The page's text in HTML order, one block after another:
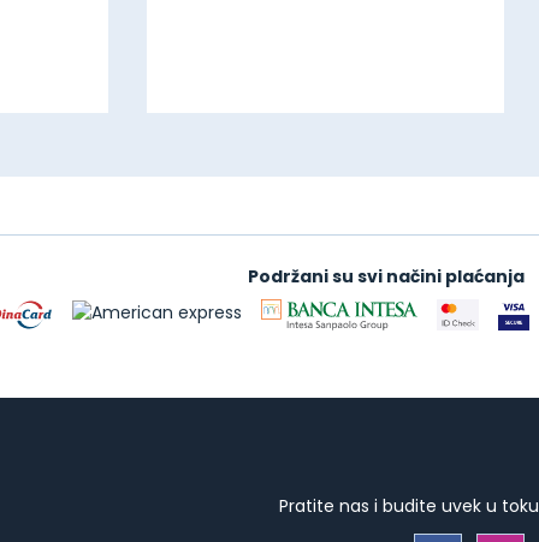
Podržani su svi načini plaćanja
Pratite nas i budite uvek u toku